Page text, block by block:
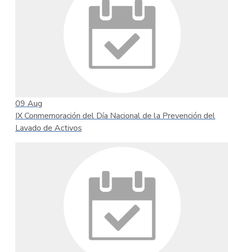
09 Aug
IX Conmemoración del Día Nacional de la Prevención del
Lavado de Activos